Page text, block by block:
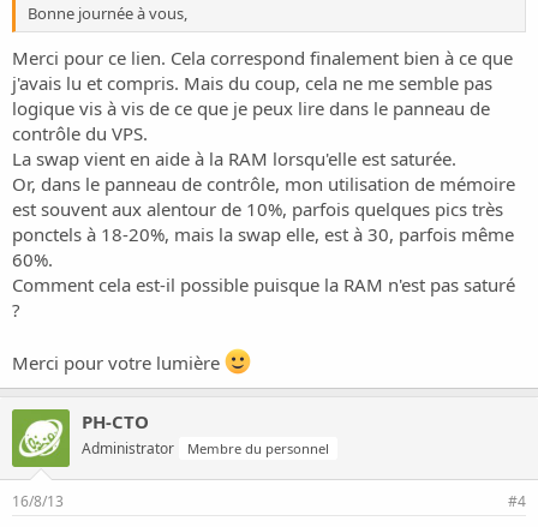
Bonne journée à vous,
Merci pour ce lien. Cela correspond finalement bien à ce que
j'avais lu et compris. Mais du coup, cela ne me semble pas
logique vis à vis de ce que je peux lire dans le panneau de
contrôle du VPS.
La swap vient en aide à la RAM lorsqu'elle est saturée.
Or, dans le panneau de contrôle, mon utilisation de mémoire
est souvent aux alentour de 10%, parfois quelques pics très
ponctels à 18-20%, mais la swap elle, est à 30, parfois même
60%.
Comment cela est-il possible puisque la RAM n'est pas saturé
?
Merci pour votre lumière
PH-CTO
Administrator Membre du personnel
16/8/13 #4